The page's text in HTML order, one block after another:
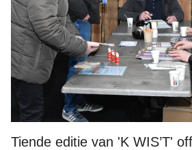
Tiende editie van 'K WIS’T'